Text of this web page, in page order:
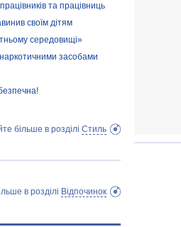
та працівниць
своїм дітям
середовищі»
засобами
більше в розділі Стиль
в розділі Відпочинок